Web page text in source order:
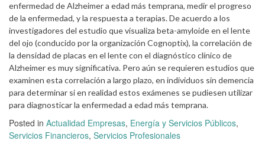
enfermedad de Alzheimer a edad más temprana, medir el progreso
de la enfermedad, y la respuesta a terapias. De acuerdo a los
investigadores del estudio que visualiza beta-amyloide en el lente
del ojo (conducido por la organización Cognoptix), la correlación de
la densidad de placas en el lente con el diagnóstico clínico de
Alzheimer es muy significativa. Pero aún se requieren estudios que
examinen esta correlación a largo plazo, en individuos sin demencia
para determinar si en realidad estos exámenes se pudiesen utilizar
para diagnosticar la enfermedad a edad más temprana.
Posted in Actualidad Empresas, Energía y Servicios Públicos,
Servicios Financieros, Servicios Profesionales